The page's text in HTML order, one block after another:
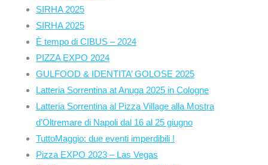
SIRHA 2025
SIRHA 2025
È tempo di CIBUS – 2024
PIZZA EXPO 2024
GULFOOD & IDENTITA’ GOLOSE 2025
Latteria Sorrentina at Anuga 2025 in Cologne
Latteria Sorrentina al Pizza Village alla Mostra
d’Oltremare di Napoli dal 16 al 25 giugno
TuttoMaggio: due eventi imperdibili !
Pizza EXPO 2023 – Las Vegas